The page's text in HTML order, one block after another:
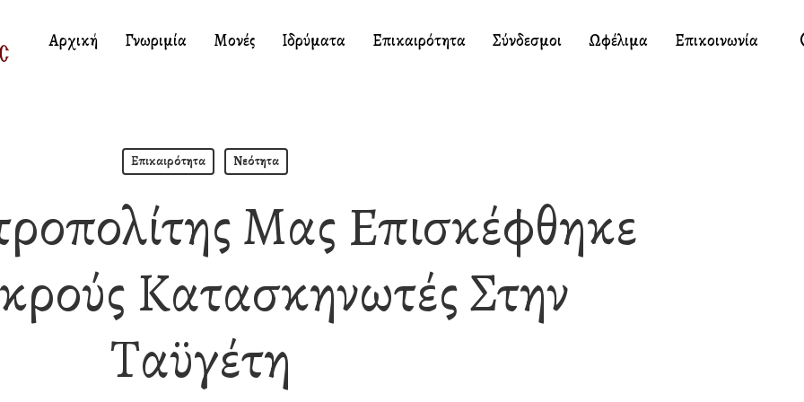
Αρχική Γνωριμία Μονές Ιδρύματα Επικαιρότητα Σύνδεσμοι Ωφέλιμα Επικοινωνία
Επικαιρότητα Νεότητα
Μας Επισκέφθηκε
Κατασκηνωτές Στην
Ταϋγέτη